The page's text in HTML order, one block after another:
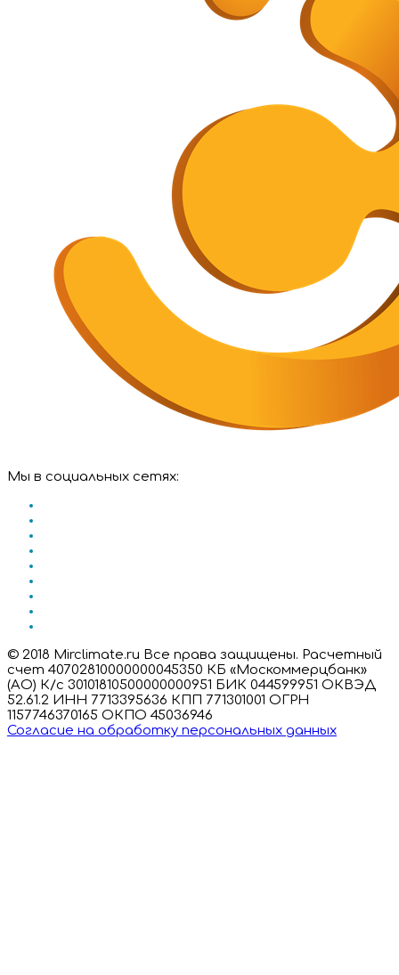
Мы в социальных сетях:
© 2018 Mirclimate.ru Все права защищены. Расчетный
счет 40702810000000045350 КБ «Москоммерцбанк»
(АО) К/с 30101810500000000951 БИК 044599951 ОКВЭД
52.61.2 ИНН 7713395636 КПП 771301001 ОГРН
1157746370165 ОКПО 45036946
Согласие на обработку персональных данных